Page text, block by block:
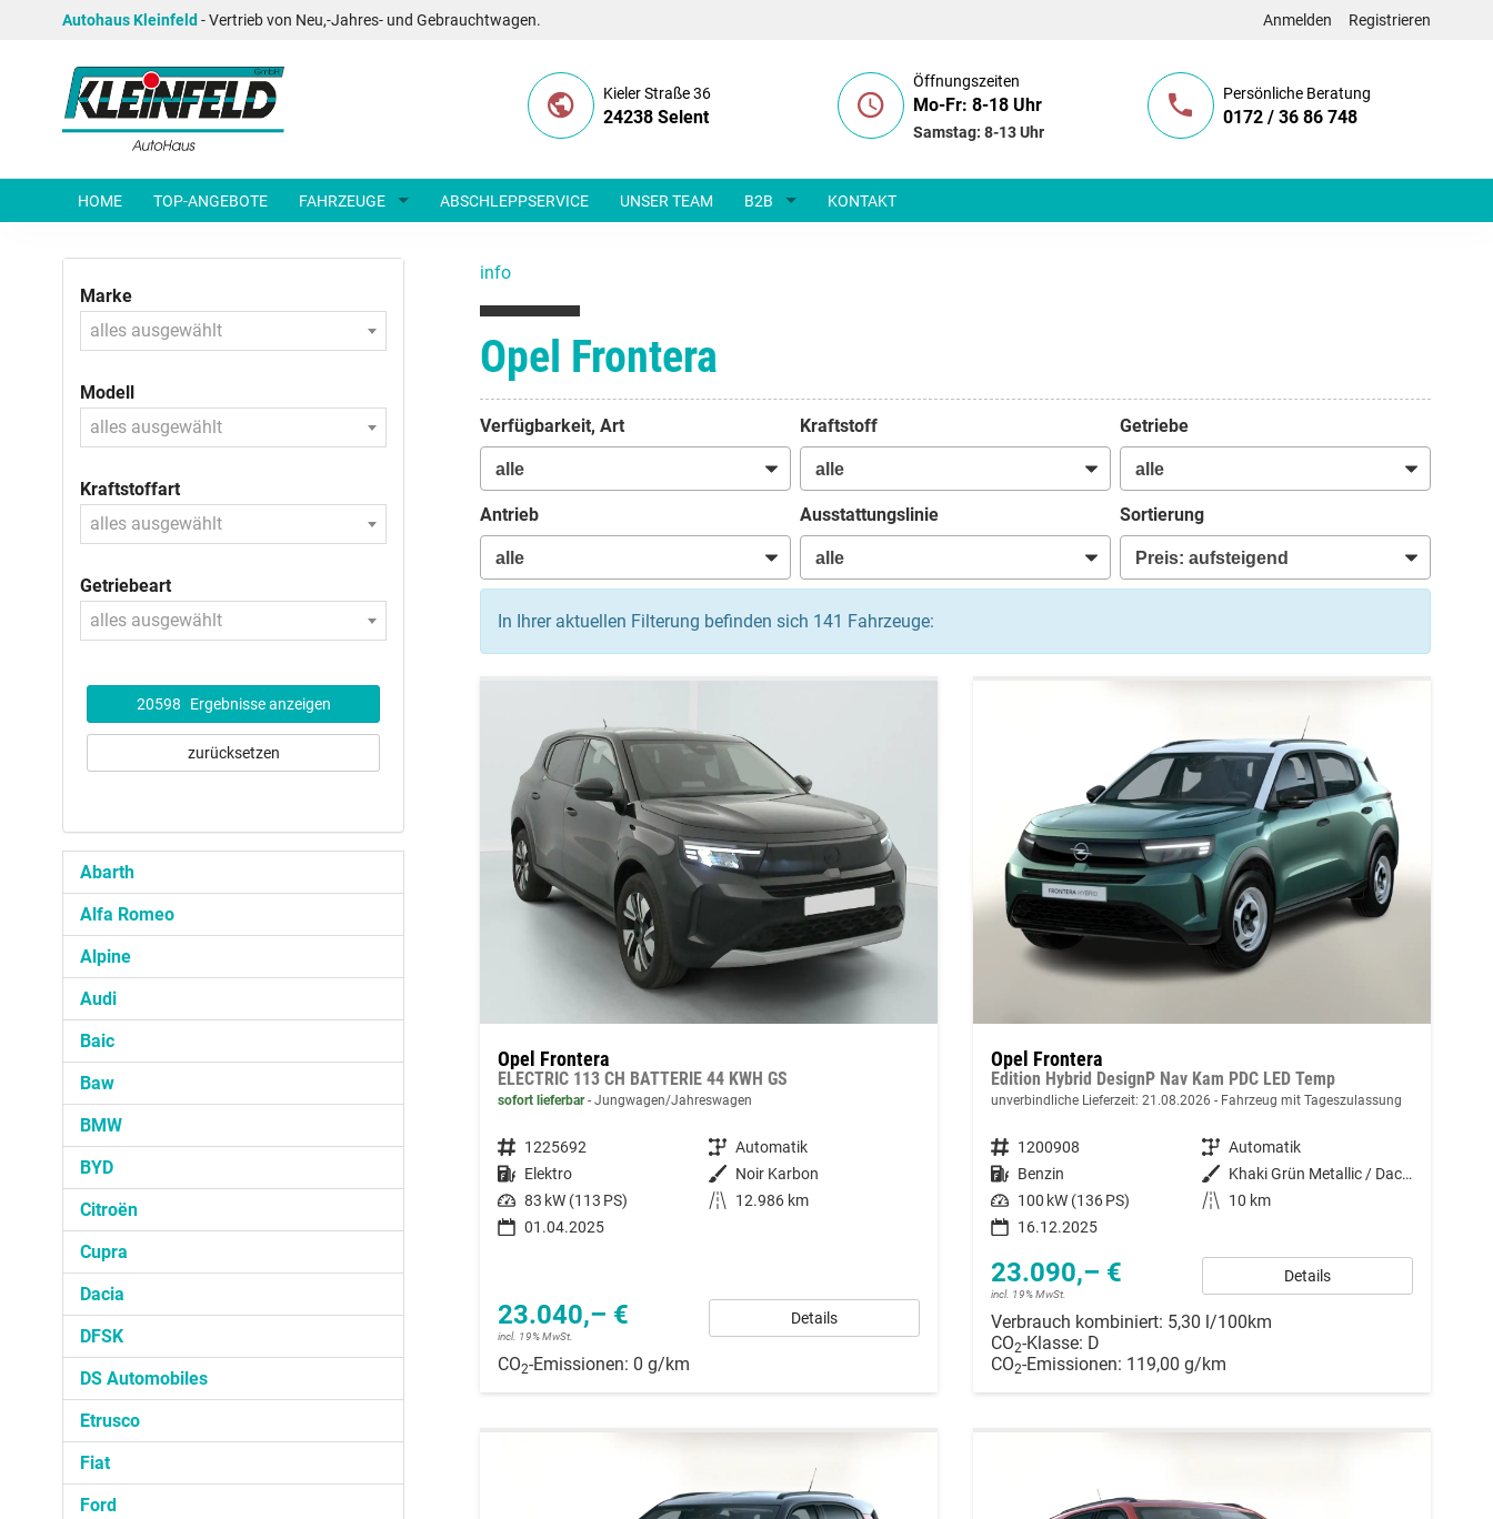
Autohaus Kleinfeld - Vertrieb von Neu,-Jahres- und Gebrauchtwagen. Anmelden Registrieren
Kieler Straße 36
24238 Selent
Öffnungszeiten
Mo-Fr: 8-18 Uhr
Samstag: 8-13 Uhr
Persönliche Beratung
0172 / 36 86 748
HOME TOP-ANGEBOTE FAHRZEUGE ABSCHLEPPSERVICE UNSER TEAM B2B KONTAKT
info
Opel Frontera
Verfügbarkeit, Art Kraftstoff Getriebe
Antrieb Ausstattungslinie Sortierung
In Ihrer aktuellen Filterung befinden sich 141 Fahrzeuge:
Opel Frontera
ELECTRIC 113 CH BATTERIE 44 KWH GS
sofort lieferbar Jungwagen/Jahreswagen
Fahrzeugnummer 1225692 Getriebe Automatik
Kraftstoff Elektro Außenfarbe Noir Karbon
Leistung 83 kW (113 PS) Kilometerstand
12.986 km
01.04.2025
23.040,– €
incl. 19% MwSt.
Details
CO2-Emissionen: 0 g/km
Opel Frontera
Edition Hybrid DesignP Nav Kam PDC LED Temp
unverbindliche Lieferzeit: 21.08.2026 Fahrzeug mit Tageszulassung
Fahrzeugnummer 1200908 Getriebe Automatik
Kraftstoff Benzin Außenfarbe
Khaki Grün Metallic / Dachfarbe
Leistung 100 kW (136 PS) Kilometerstand
10 km
16.12.2025
23.090,– €
incl. 19% MwSt.
Details
Verbrauch kombiniert: 5,30 l/100km
CO2-Klasse: D
CO2-Emissionen: 119,00 g/km
Marke
alles ausgewählt
Modell
alles ausgewählt
Kraftstoffart
alles ausgewählt
Getriebeart
alles ausgewählt
20598 Ergebnisse anzeigen
zurücksetzen
Abarth
Alfa Romeo
Alpine
Audi
Baic
Baw
BMW
BYD
Citroën
Cupra
Dacia
DFSK
DS Automobiles
Etrusco
Fiat
Ford